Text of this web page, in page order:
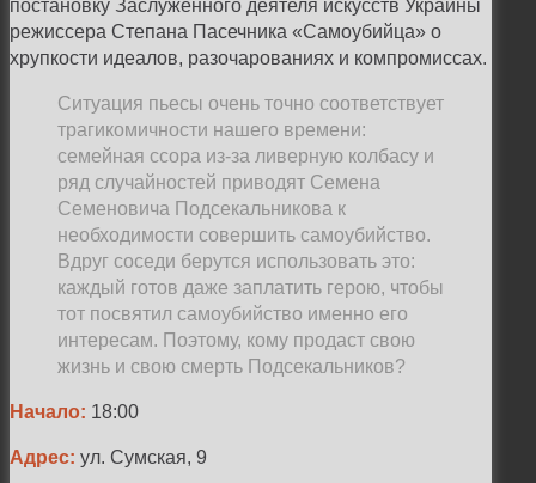
постановку Заслуженного деятеля искусств Украины
режиссера Степана Пасечника «Самоубийца» о
хрупкости идеалов, разочарованиях и компромиссах.
Ситуация пьесы очень точно соответствует
трагикомичности нашего времени:
семейная ссора из-за ливерную колбасу и
ряд случайностей приводят Семена
Семеновича Подсекальникова к
необходимости совершить самоубийство.
Вдруг соседи берутся использовать это:
каждый готов даже заплатить герою, чтобы
тот посвятил самоубийство именно его
интересам. Поэтому, кому продаст свою
жизнь и свою смерть Подсекальников?
Начало: 18:00
Адрес: ул. Сумская, 9